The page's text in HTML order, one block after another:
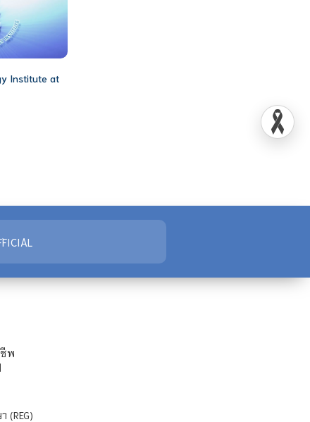
Institute at
ชีพ
(REG)